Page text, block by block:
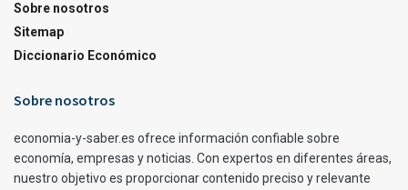
Sobre nosotros
Sitemap
Diccionario Económico
Sobre nosotros
economia-y-saber.es ofrece información confiable sobre
economía, empresas y noticias. Con expertos en diferentes áreas,
nuestro objetivo es proporcionar contenido preciso y relevante